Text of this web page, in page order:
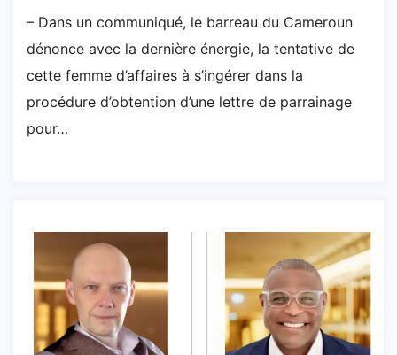
– Dans un communiqué, le barreau du Cameroun
dénonce avec la dernière énergie, la tentative de
cette femme d’affaires à s’ingérer dans la
procédure d’obtention d’une lettre de parrainage
pour…